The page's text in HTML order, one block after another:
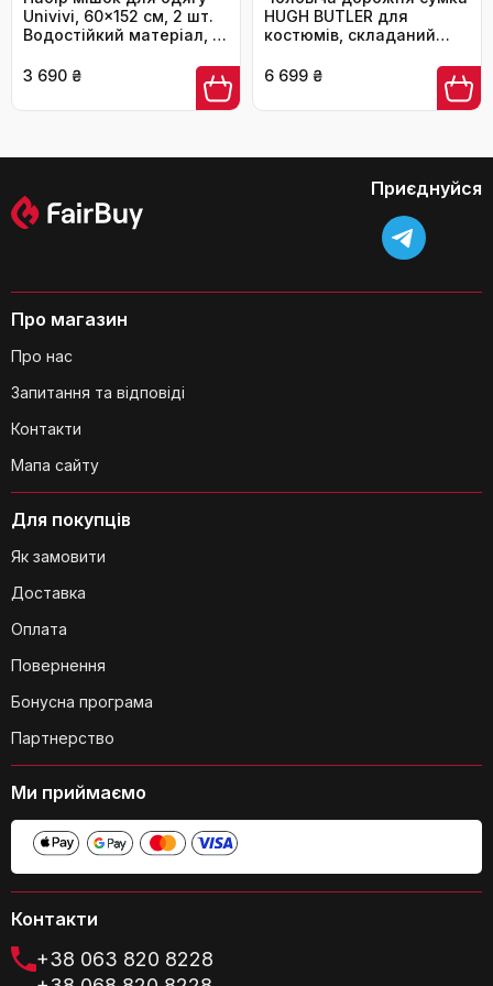
Які розміри сумки в розгорнутому
Чи відповідає сумка вимогам
дітьми?
Чи легко розкладати та складати
сумку?
Чи є якісь додаткові кишені для
Univivi, 60x152 см, 2 шт.
Водостійкий матеріал, з
зберігання одягу,
мантій, вечірніх суконь
(Apricot)
3 690 ₴
HUGH BUTLER для
костюмів, складаний
антивідпрасувальна,
6 699 ₴
Контакти
+38 063 820 8228
Для покупців
Як замовити
Доставка
Оплата
Повернення
Бонусна програма
Партнерство
Про магазин
Про нас
Запитання та відповіді
Контакти
Мапа сайту
Приєднуйся
Ми приймаємо